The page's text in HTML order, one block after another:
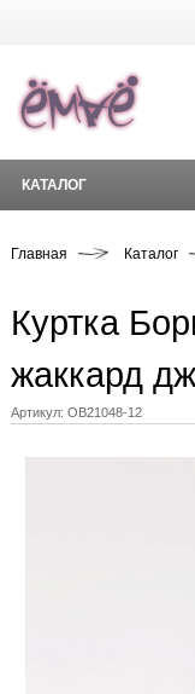
КАТАЛОГ
Главная Каталог
Куртка
жаккард
Артикул: OB21048-12